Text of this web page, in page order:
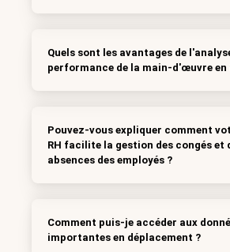
Quels sont les avantages de
performance de la main-d'œuvre en
Pouvez-vous expliquer comment
RH facilite la gestion des congés et
absences des employés ?
Comment puis-je accéder aux
importantes en déplacement ?